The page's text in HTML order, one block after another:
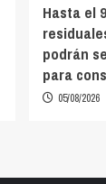
Hasta el
podrán
para
05/08/2026